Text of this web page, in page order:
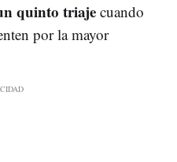
quinto triaje cuando
por la mayor